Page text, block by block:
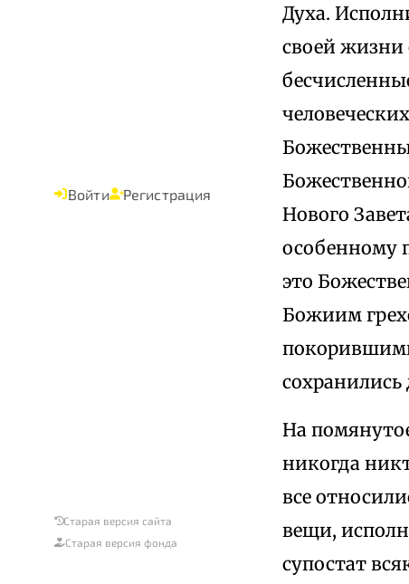
Войти Регистрация
Старая версия сайта
Старая версия фонда
Духа.
своей жизни
Нового
особенному
это
Божиим
На
никогда
все
вещи,
супостат